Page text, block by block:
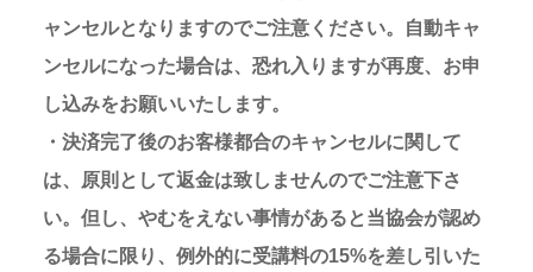
ャンセルとなりますのでご注意ください。自動キャ
ンセルになった場合は、恐れ入りますが再度、お申
し込みをお願いいたします。
・決済完了後のお客様都合のキャンセルに関して
は、原則として返金は致しませんのでご注意下さ
い。但し、やむをえない事情があると当協会が認め
る場合に限り、例外的に受講料の15%を差し引いた